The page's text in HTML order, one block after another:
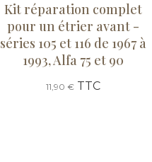
Kit réparation complet
pour un étrier avant -
séries 105 et 116 de 1967 à
1993, Alfa 75 et 90
11,90 €TTC